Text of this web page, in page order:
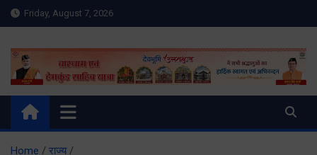
Skip
to
Friday, August 7, 2026
Meru Raibar | Uttarakhand
News | Uttarkashi News
meruraibar.com
Home
राज्य